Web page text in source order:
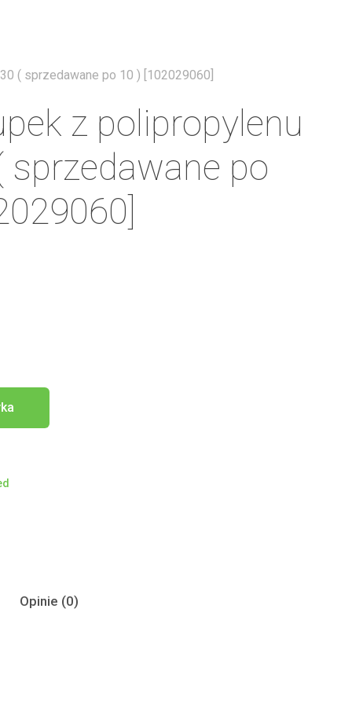
( sprzedawane po 10 ) [102029060]
z polipropylenu
sprzedawane po
Opinie (0)